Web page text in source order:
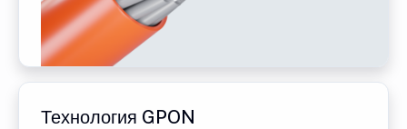
Технология GPON